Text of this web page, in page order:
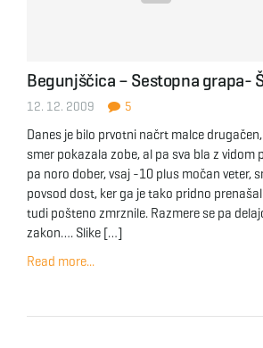
Begunjščica – Sestopna grapa-
12. 12. 2009 5
Danes je bilo prvotni načrt malce
smer pokazala zobe, al pa sva bla z vidom
pa noro dober, vsaj -10 plus močan veter,
povsod dost, ker ga je tako pridno
tudi pošteno zmrznile. Razmere se pa
zakon…. Slike […]
Read more...